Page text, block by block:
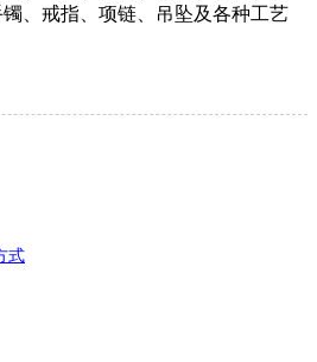
、戒指、项链、吊坠及各种工艺
式